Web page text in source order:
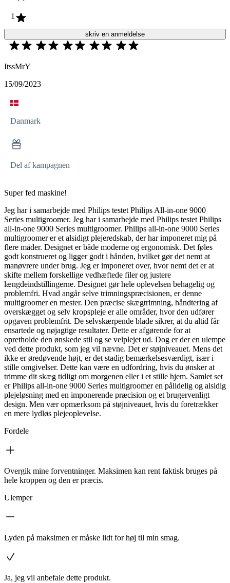
1
skriv en anmeldelse
ItssMrY
15/09/2023
Danmark
Del af kampagnen
Super fed maskine!
Jeg har i samarbejde med Philips testet Philips All-in-one 9000
Series multigroomer. Jeg har i samarbejde med Philips testet Philips
all-in-one 9000 Series multigroomer. Philips all-in-one 9000 Series
multigroomer er et alsidigt plejeredskab, der har imponeret mig på
flere måder. Designet er både moderne og ergonomisk. Det føles
godt konstrueret og ligger godt i hånden, hvilket gør det nemt at
manøvrere under brug. Jeg er imponeret over, hvor nemt det er at
skifte mellem forskellige vedhæftede filer og justere
længdeindstillingerne. Designet gør hele oplevelsen behagelig og
problemfri. Hvad angår selve trimningspræcisionen, er denne
multigroomer en mester. Den præcise skægtrimning, håndtering af
overskægget og selv kropspleje er alle områder, hvor den udfører
opgaven problemfrit. De selvskærpende blade sikrer, at du altid får
ensartede og nøjagtige resultater. Dette er afgørende for at
opretholde den ønskede stil og se velplejet ud. Dog er der en ulempe
ved dette produkt, som jeg vil nævne. Det er støjniveauet. Mens det
ikke er øredøvende højt, er det stadig bemærkelsesværdigt, især i
stille omgivelser. Dette kan være en udfordring, hvis du ønsker at
trimme dit skæg tidligt om morgenen eller i et stille hjem. Samlet set
er Philips all-in-one 9000 Series multigroomer en pålidelig og alsidig
plejeløsning med en imponerende præcision og et brugervenligt
design. Men vær opmærksom på støjniveauet, hvis du foretrækker
en mere lydløs plejeoplevelse.
Fordele
Overgik mine forventninger. Maksimen kan rent faktisk bruges på
hele kroppen og den er præcis.
Ulemper
Lyden på maksimen er måske lidt for høj til min smag.
Ja, jeg vil anbefale dette produkt.